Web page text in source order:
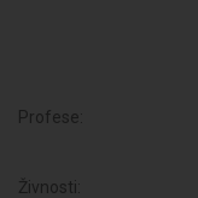
Profese:
Živnosti: